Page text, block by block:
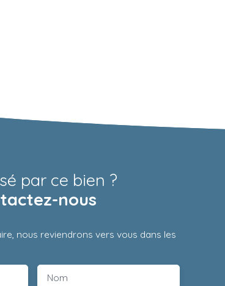
par ce bien ?
nous
nous reviendrons vers vous dans les
Nom